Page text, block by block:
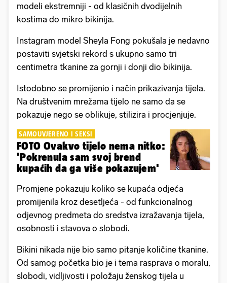
modeli ekstremniji - od klasičnih dvodijelnih
kostima do mikro bikinija.
Instagram model Sheyla Fong pokušala je nedavno
postaviti svjetski rekord s ukupno samo tri
centimetra tkanine za gornji i donji dio bikinija.
Istodobno se promijenio i način prikazivanja tijela.
Na društvenim mrežama tijelo ne samo da se
pokazuje nego se oblikuje, stilizira i procjenjuje.
SAMOUVJERENO I SEKSI
FOTO Ovakvo tijelo nema nitko:
'Pokrenula sam svoj brend
kupaćih da ga više pokazujem'
Promjene pokazuju koliko se kupaća odjeća
promijenila kroz desetljeća - od funkcionalnog
odjevnog predmeta do sredstva izražavanja tijela,
osobnosti i stavova o slobodi.
Bikini nikada nije bio samo pitanje količine tkanine.
Od samog početka bio je i tema rasprava o moralu,
slobodi, vidljivosti i položaju ženskog tijela u